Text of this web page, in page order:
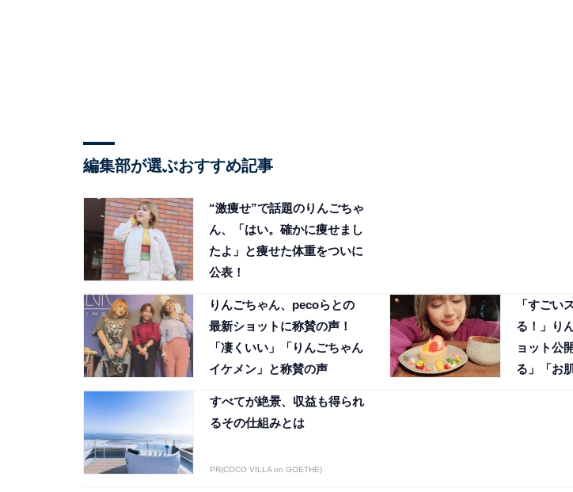
編集部が選ぶおすすめ記事
“激痩せ”で話題のりんごちゃ
ん、「はい。確かに痩せまし
たよ」と痩せた体重をついに
公表！
りんごちゃん、pecoらとの
最新ショットに称賛の声！
「凄くいい」「りんごちゃん
イケメン」と称賛の声
「すごい
る！」り
ョット公
る」「お
すべてが絶景、収益も得られ
るその仕組みとは
PR(COCO VILLA on GOETHE)